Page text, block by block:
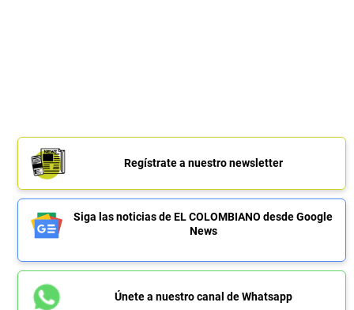
Regístrate a nuestro newsletter
Siga las noticias de EL COLOMBIANO desde Google
News
Únete a nuestro canal de Whatsapp